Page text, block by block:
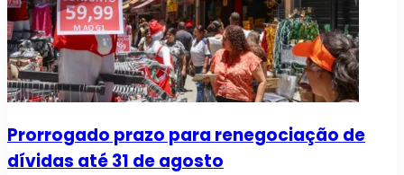
Prorrogado prazo para renegociação de
dívidas até 31 de agosto